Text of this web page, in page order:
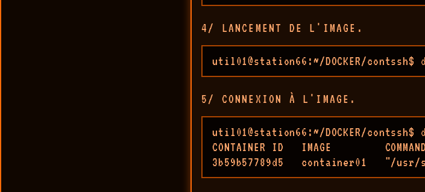
4/ LANCEMENT DE L'IMAGE.
util01@station66:~/DOCKER/
5/ CONNEXION À L'IMAGE.
util01@station66:~/DOCKER/contssh$
CONTAINER ID   IMAGE
3b59b57789d5   container01   "/